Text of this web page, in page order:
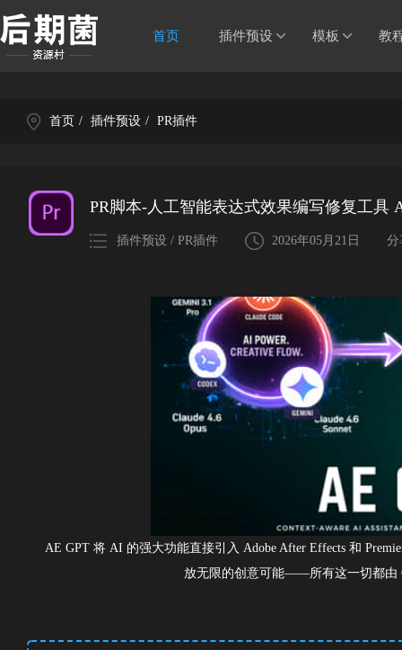
首页 插件预设 模板 教
首页 / 插件预设 / PR插件
PR脚本-人工智能表达式效果编写修复工具
插件预设 / PR插件 2026年05月21日 分
AE GPT 将 AI 的强大功能直接引入 Adobe After Effects 和
放无限的创意可能——所有这一切都由